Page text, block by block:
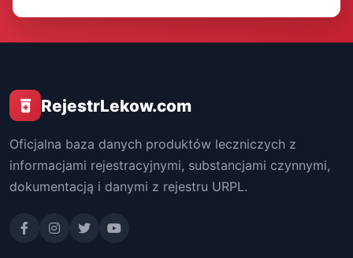
RejestrLekow.com
Oficjalna baza danych produktów leczniczych z
informacjami rejestracyjnymi, substancjami czynnymi,
dokumentacją i danymi z rejestru URPL.